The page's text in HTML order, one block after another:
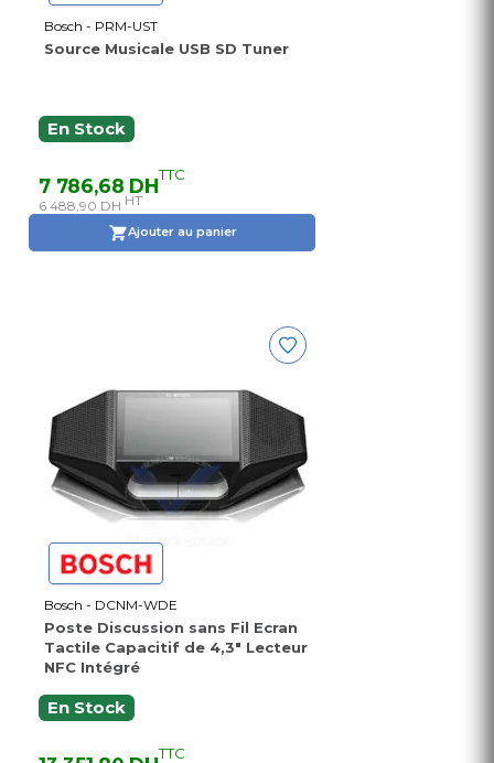
Bosch - PRM-UST
Source Musicale USB SD Tuner
En Stock
7 786,68 DHTTC
6 488,90 DH HT
Ajouter au panier
Bosch - DCNM-WDE
Poste Discussion sans Fil Ecran
Tactile Capacitif de 4,3" Lecteur
NFC Intégré
En Stock
TTC